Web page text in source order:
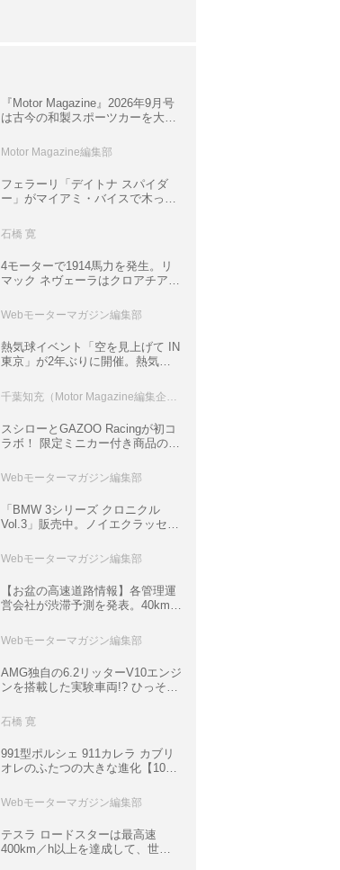
『Motor Magazine』2026年9月号
は古今の和製スポーツカーを大特
情報も満載
Motor Magazine編集部
フェラーリ「デイトナ スパイダ
ー」がマイアミ・バイスで木っ端
サ」に化けた理由
石橋 寛
4モーターで1914馬力を発生。リ
マック ネヴェーラはクロアチア発
ロニクル・完全版／115】
Webモーターマガジン編集部
熱気球イベント「空を見上げて IN
東京」が2年ぶりに開催。熱気球
室などのコンテンツも
スシローとGAZOO Racingが初コ
ラボ！ 限定ミニカー付き商品の
ト体験があたる抽選企画などを展
開
Webモーターマガジン編集部
「BMW 3シリーズ クロニクル
Vol.3」販売中。ノイエクラッセか
ムック
Webモーターマガジン編集部
【お盆の高速道路情報】各管理運
営会社が渋滞予測を発表。40km以
数ある
Webモーターマガジン編集部
AMG独自の6.2リッターV10エンジ
ンを搭載した実験車両!? ひっそり
P900 プロトタイプ」とは
石橋 寛
991型ポルシェ 911カレラ カブリ
オレのふたつの大きな進化【10年
Webモーターマガジン編集部
テスラ ロードスターは最高速
400km／h以上を達成して、世界